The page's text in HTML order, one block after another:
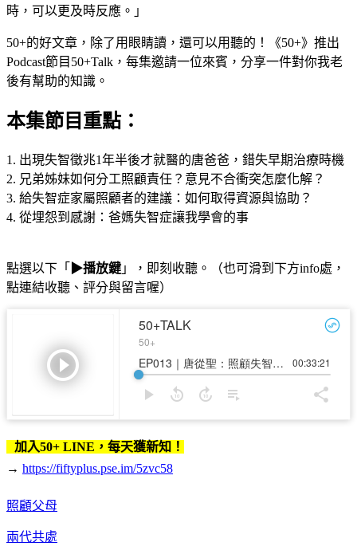
時，可以更及時反應。」
50+的好文章，除了用眼睛讀，還可以用聽的！《50+》推出
Podcast節目50+Talk，每集邀請一位來賓，分享一件對你我老
後有幫助的知識。
本集節目重點：
1. 出現失智徵兆1年半後才就醫的唐爸爸，錯失早期治療時機
2. 兄弟姊妹如何分工照顧責任？意見不合衝突怎麼化解？
3. 給失智症家屬照顧者的建議：如何取得資源與協助？
4. 從埋怨到感謝：爸媽失智症讓我學會的事
點選以下「 ▶播放鍵 」，即刻收聽。（也可滑到下方info處，
點連結收聽、評分與留言喔）
加入50+ LINE，每天獲新知！
→ https://fiftyplus.pse.im/5zvc58
照顧父母
兩代共處